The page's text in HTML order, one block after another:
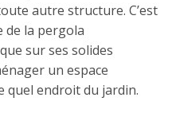
autre structure. C’est
la pergola
sur ses solides
un espace
quel endroit du jardin.